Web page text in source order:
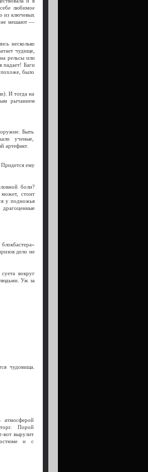
любимое
из ключевых
не мешают —
несколько
чудище,
рельсы или
падает! Баги
было
И тогда на
рычанием
Быть
ученые,
артефакт.
ему
боли?
стоит
у подножья
дело не
вокруг
Уж за
чудовища.
атмосферой
Порой
вот вырулит
и с